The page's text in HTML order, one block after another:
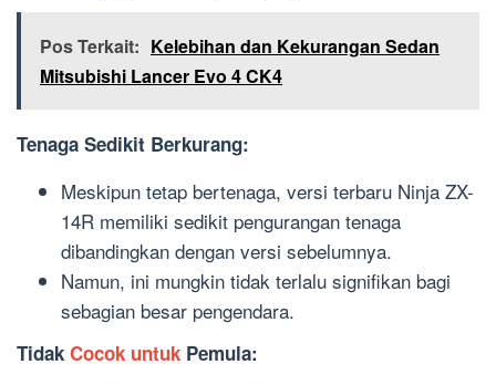
Pos Terkait: Kelebihan dan Kekurangan Sedan
Mitsubishi Lancer Evo 4 CK4
Tenaga Sedikit Berkurang:
Meskipun tetap bertenaga, versi terbaru Ninja ZX-
14R memiliki sedikit pengurangan tenaga
dibandingkan dengan versi sebelumnya.
Namun, ini mungkin tidak terlalu signifikan bagi
sebagian besar pengendara.
Tidak Cocok untuk Pemula: